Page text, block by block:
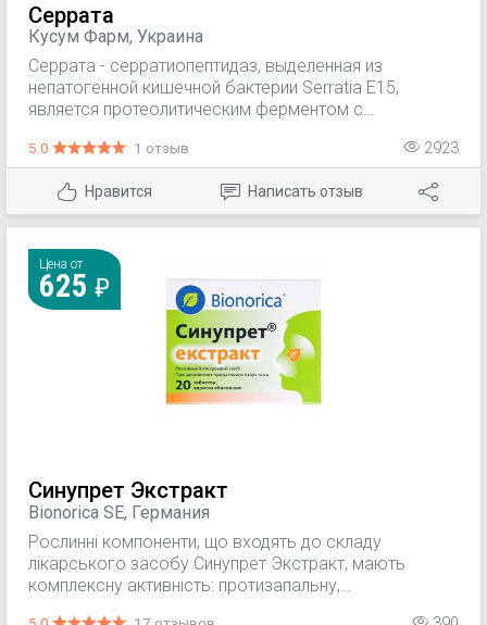
Серрата
Кусум Фарм, Украина
Серрата - серратиопептидаз, выделенная из
непатогенной кишечной бактерии Serratia E15,
является протеолитическим ферментом с
противоотечной активностью.
5.0 1 отзыв 2923
Нравится Написать отзыв
Цена от
625
Синупрет Экстракт
Bionorica SE, Германия
Рослинні компоненти, що входять до складу
лікарського засобу Синупрет Экстракт, мають
комплексну активність: протизапальну,